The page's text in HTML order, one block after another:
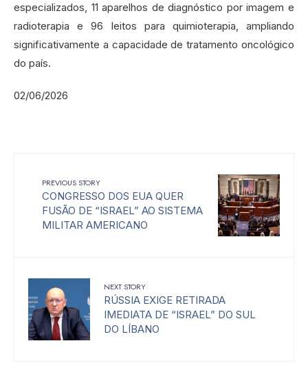
especializados, 11 aparelhos de diagnóstico por imagem e
radioterapia e 96 leitos para quimioterapia, ampliando
significativamente a capacidade de tratamento oncológico
do país.
02/06/2026
PREVIOUS STORY
CONGRESSO DOS EUA QUER
FUSÃO DE “ISRAEL” AO SISTEMA
MILITAR AMERICANO
NEXT STORY
RÚSSIA EXIGE RETIRADA
IMEDIATA DE “ISRAEL” DO SUL
DO LÍBANO